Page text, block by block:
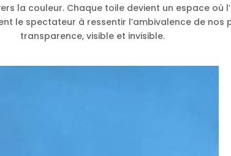
la couleur. Chaque toile devient un espace où
le spectateur à ressentir l’ambivalence de
transparence, visible et invisible.